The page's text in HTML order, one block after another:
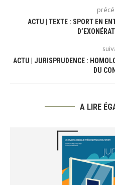
ACTU | TEXTE : SPORT EN
ACTU | JURISPRUDENCE :
DU
A LIRE